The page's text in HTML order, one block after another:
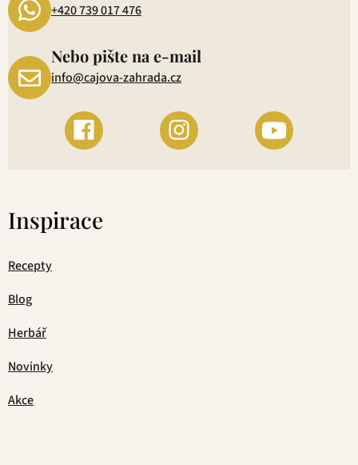
+420 739 017 476
Nebo pište na e-mail
info@cajova-zahrada.cz
Inspirace
Recepty
Blog
Herbář
Novinky
Akce